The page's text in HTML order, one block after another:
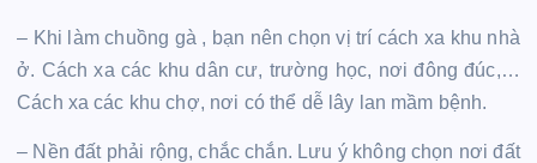
– Khi làm chuồng gà , bạn nên chọn vị trí cách xa khu nhà
ở. Cách xa các khu dân cư, trường học, nơi đông đúc,…
Cách xa các khu chợ, nơi có thể dễ lây lan mầm bệnh.
– Nền đất phải rộng, chắc chắn. Lưu ý không chọn nơi đất